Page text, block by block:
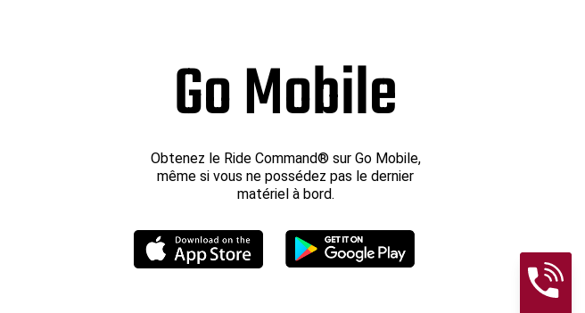
Go Mobile
Obtenez le Ride Command® sur Go Mobile,
même si vous ne possédez pas le dernier
matériel à bord.